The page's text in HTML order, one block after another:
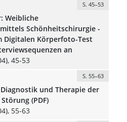
S. 45–53
Weibliche
Schönheitschirurgie -
Digitalen Körperfoto-Test
an
45-53
S. 55–63
und Therapie der
(PDF)
55-63